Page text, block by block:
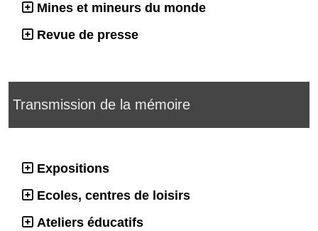
Mines et mineurs du monde
Revue de presse
Transmission de la mémoire
Expositions
Ecoles, centres de loisirs
Ateliers éducatifs